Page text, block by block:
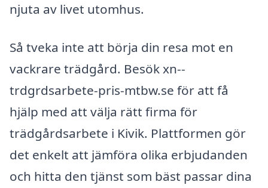
njuta av livet utomhus.
Så tveka inte att börja din resa mot en
vackrare trädgård. Besök xn--
trdgrdsarbete-pris-mtbw.se för att få
hjälp med att välja rätt firma för
trädgårdsarbete i Kivik. Plattformen gör
det enkelt att jämföra olika erbjudanden
och hitta den tjänst som bäst passar dina